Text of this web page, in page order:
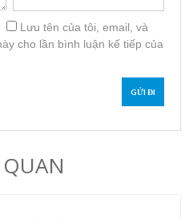
Lưu tên của tôi, email, và
cho lần bình luận kế tiếp của